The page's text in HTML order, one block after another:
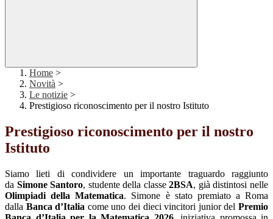
Home >
Novità >
Le notizie >
Prestigioso riconoscimento per il nostro Istituto
Prestigioso riconoscimento per il nostro
Istituto
Siamo lieti di condividere un importante traguardo raggiunto
da Simone Santoro, studente della classe2BSA, già distintosi nelle
Olimpiadi della Matematica. Simone è stato premiato a Roma
dalla Banca d’Italia come uno dei dieci vincitori junior delPremio